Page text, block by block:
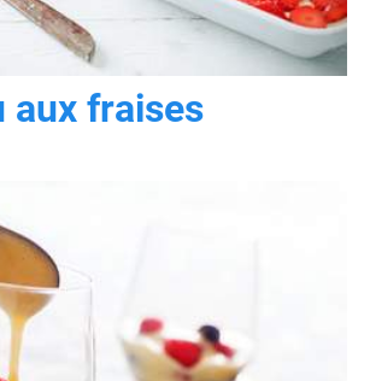
aux fraises